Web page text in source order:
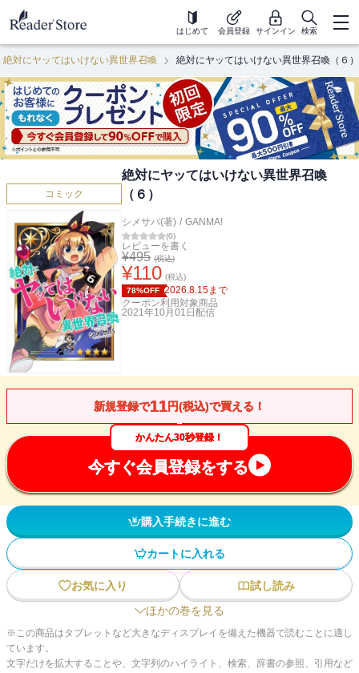
はじめて 会員登録 サインイン 検索
絶対にヤッてはいけない異世界召喚 絶対にヤッてはいけない異世界召喚（６）
コミック
絶対にヤッてはいけない異世界召喚
（６）
シメサバ(著) / GANMA!
(0)
レビューを書く
¥495 (税込)
¥110 (税込)
78%OFF 2026.8.15まで
クーポン利用対象商品
2021年10月01日 配信
新規登録で11円(税込)で買える！
かんたん30秒登録！
今すぐ会員登録をする
購入手続きに進む
カートに入れる
お気に入り
試し読み
ほかの巻を見る
※この商品はタブレットなど大きなディスプレイを備えた機器で読むことに適し
ています。
文字だけを拡大することや、文字列のハイライト、検索、辞書の参照、引用など